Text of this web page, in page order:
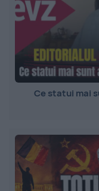
Ce statui mai